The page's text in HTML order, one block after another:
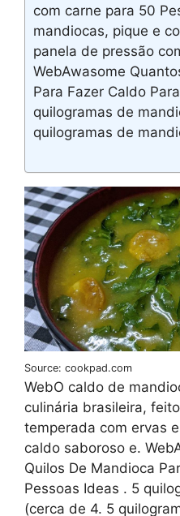
com carne para 50
mandiocas, pique e
panela de pressão
WebAwasome
Para Fazer Caldo
quilogramas de
quilogramas de
Source: cookpad.com
WebO caldo de
culinária brasileira,
temperada com ervas
caldo saboroso e.
Quilos De Mandioca
Pessoas Ideas . 5
(cerca de 4. 5